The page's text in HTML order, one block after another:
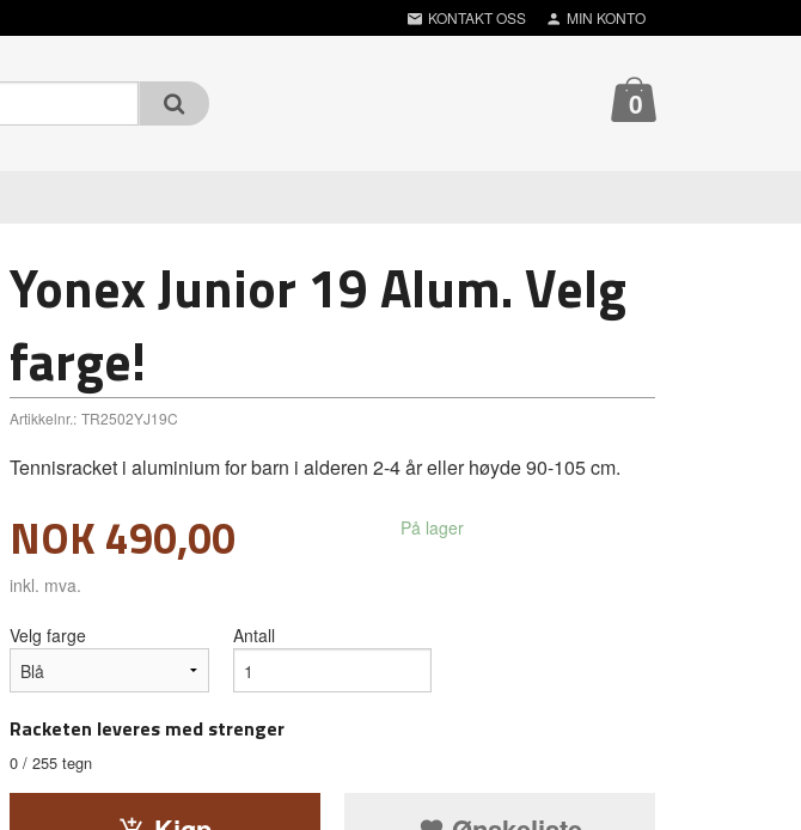
KONTAKT OSS MIN KONTO
0
Next
Yonex Junior 19 Alum. Velg
farge!
Artikkelnr.: TR2502YJ19C
Tennisracket i aluminium for barn i alderen 2-4 år eller høyde 90-105 cm.
Pris
NOK490,00
inkl. mva.
På lager
Velg farge Antall
Racketen leveres med strenger
0 / 255 tegn